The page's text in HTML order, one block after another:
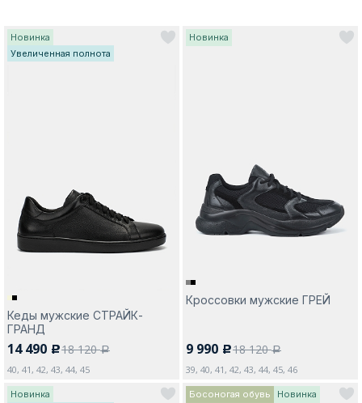
Капсула
Да, все верно
Новинка
Увеличенная полнота
Кеды мужские СТРАЙК-
ГРАНД
14 490 c18 120a
40, 41, 42, 43, 44, 45
Новинка
Кроссовки мужские ГРЕЙ
9 990 c18 120a
39, 40, 41, 42, 43, 44, 45, 46
Новинка
Босоногая обувь Новинка